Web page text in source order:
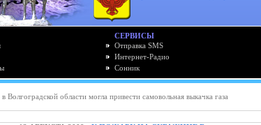
СЕРВИСЫ
Отправка SMS
Интернет-Радио
Сонник
области могла привести самовольная выкачка газа